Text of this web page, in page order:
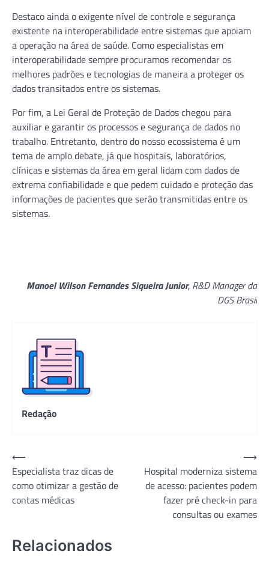
Destaco ainda o exigente nível de controle e segurança
existente na interoperabilidade entre sistemas que apoiam
a operação na área de saúde. Como especialistas em
interoperabilidade sempre procuramos recomendar os
melhores padrões e tecnologias de maneira a proteger os
dados transitados entre os sistemas.
Por fim, a Lei Geral de Proteção de Dados chegou para
auxiliar e garantir os processos e segurança de dados no
trabalho. Entretanto, dentro do nosso ecossistema é um
tema de amplo debate, já que hospitais, laboratórios,
clínicas e sistemas da área em geral lidam com dados de
extrema confiabilidade e que pedem cuidado e proteção das
informações de pacientes que serão transmitidas entre os
sistemas.
Manoel Wilson Fernandes Siqueira Junior, R&D Manager da
DGS Brasil
Redação
Navegação
de
Post
⟵
Especialista traz dicas de
como otimizar a gestão de
contas médicas
Hospital moderniza sistema
de acesso: pacientes podem
fazer pré check-in para
consultas ou exames
⟶
Relacionados